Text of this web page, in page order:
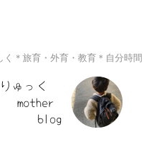
く＊旅育・外育・教育＊自分時間